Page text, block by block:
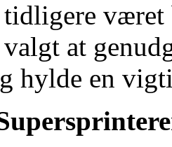
været
at
hylde en